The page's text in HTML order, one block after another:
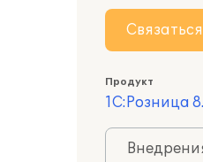
Связаться
Продукт
1С:Розница